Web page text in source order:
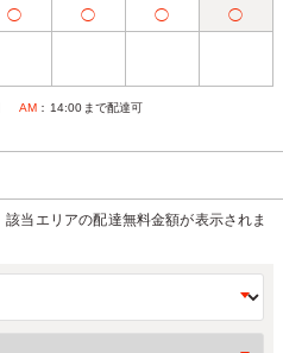
◯ ◯ ◯ ◯
AM ：14:00まで配達可
当エリアの配達無料金額が表示されま